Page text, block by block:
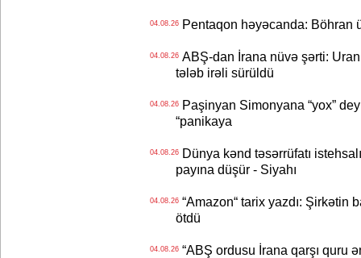
04.08.26Pentaqon həyəcanda: Böhran
04.08.26ABŞ-dan İrana nüvə şərti: Uran
tələb irəli sürüldü
04.08.26Paşinyan Simonyana “yox”
“panikaya
04.08.26Dünya kənd təsərrüfatı
payına düşür - Siyahı
04.08.26“Amazon“ tarix yazdı: Şirkətin
ötdü
04.08.26“ABŞ ordusu İrana qarşı quru